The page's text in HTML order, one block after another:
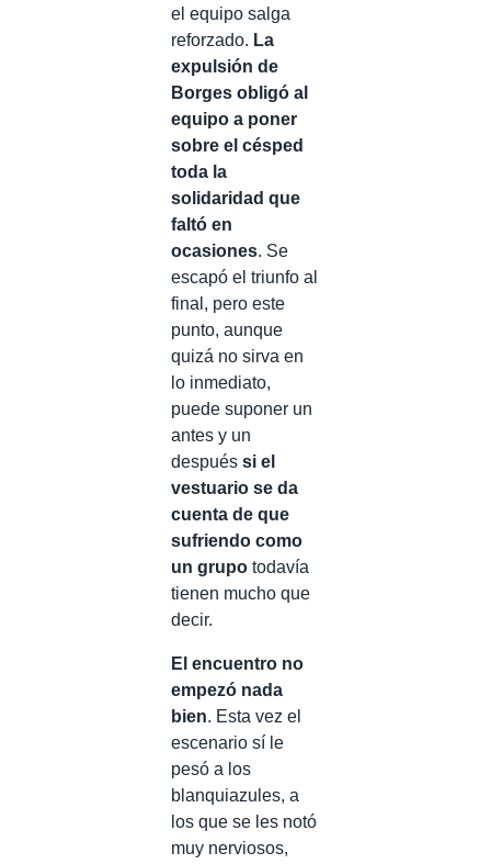
el equipo salga
reforzado. La
expulsión de
Borges obligó al
equipo a poner
sobre el césped
toda la
solidaridad que
faltó en
ocasiones. Se
escapó el triunfo al
final, pero este
punto, aunque
quizá no sirva en
lo inmediato,
puede suponer un
antes y un
después si el
vestuario se da
cuenta de que
sufriendo como
un grupo todavía
tienen mucho que
decir.
El encuentro no
empezó nada
bien. Esta vez el
escenario sí le
pesó a los
blanquiazules, a
los que se les notó
muy nerviosos,